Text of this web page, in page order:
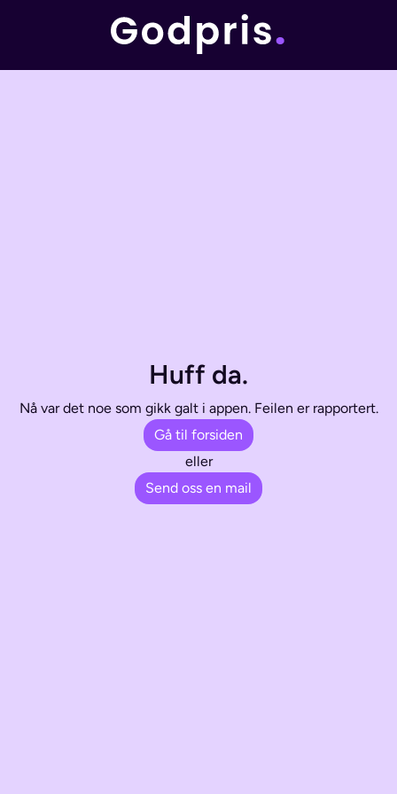
Huff da.
Nå var det noe som gikk galt i appen. Feilen er rapportert.
Gå til forsiden
eller
Send oss en mail